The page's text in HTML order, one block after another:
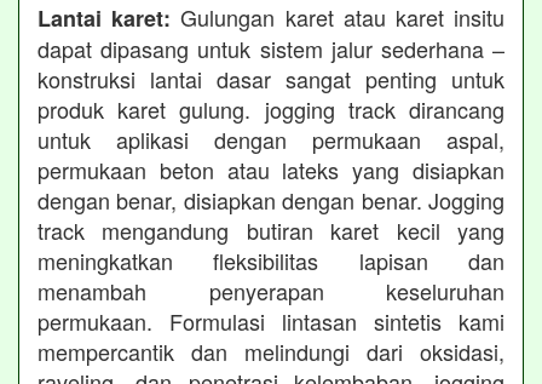
Lantai karet: Gulungan karet atau karet insitu
dapat dipasang untuk sistem jalur sederhana –
konstruksi lantai dasar sangat penting untuk
produk karet gulung. jogging track dirancang
untuk aplikasi dengan permukaan aspal,
permukaan beton atau lateks yang disiapkan
dengan benar, disiapkan dengan benar. Jogging
track mengandung butiran karet kecil yang
meningkatkan fleksibilitas lapisan dan
menambah penyerapan keseluruhan
permukaan. Formulasi lintasan sintetis kami
mempercantik dan melindungi dari oksidasi,